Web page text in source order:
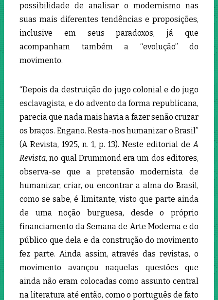
possibilidade de analisar o modernismo nas
suas mais diferentes tendências e proposições,
inclusive em seus paradoxos, já que
acompanham também a “evolução” do
movimento.
“Depois da destruição do jugo colonial e do jugo
esclavagista, e do advento da forma republicana,
parecia que nada mais havia a fazer senão cruzar
os braços. Engano. Resta-nos humanizar o Brasil”
(A Revista, 1925, n. 1, p. 13). Neste editorial de A
Revista, no qual Drummond era um dos editores,
observa-se que a pretensão modernista de
humanizar, criar, ou encontrar a alma do Brasil,
como se sabe, é limitante, visto que parte ainda
de uma noção burguesa, desde o próprio
financiamento da Semana de Arte Moderna e do
público que dela e da construção do movimento
fez parte. Ainda assim, através das revistas, o
movimento avançou naquelas questões que
ainda não eram colocadas como assunto central
na literatura até então, como o português de fato